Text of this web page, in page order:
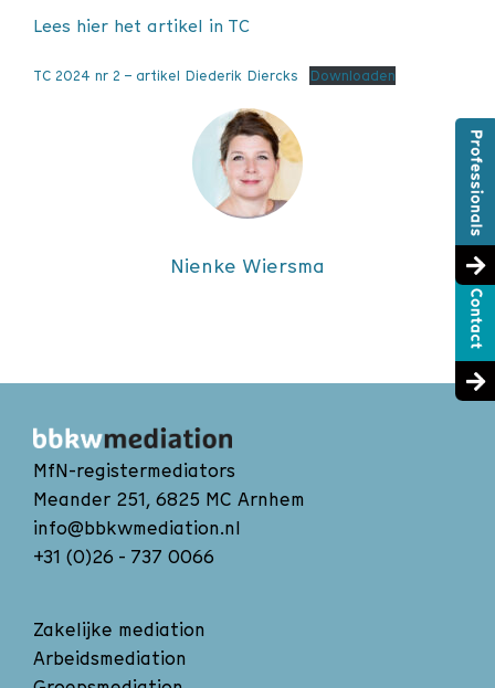
Lees hier het artikel in TC
TC 2024 nr 2 – artikel Diederik Diercks Downloaden
Nienke Wiersma
MfN-registermediators
Meander 251, 6825 MC Arnhem
info@bbkwmediation.nl
+31 (0)26 - 737 0066
Zakelijke mediation
Arbeidsmediation